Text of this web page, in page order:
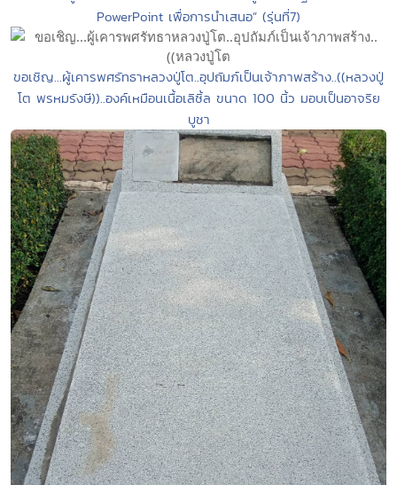
PowerPoint เพื่อการนำเสนอ” (รุ่นที่7)
ขอเชิญ...ผู้เคารพศรัทธาหลวงปู่โต..อุปถัมภ์เป็นเจ้าภาพสร้าง..((หลวงปู่
โต พรหมรังษี))..องค์เหมือนเนื้อเลิซิ้ล ขนาด 100 นิ้ว มอบเป็นอาจริย
บูชา